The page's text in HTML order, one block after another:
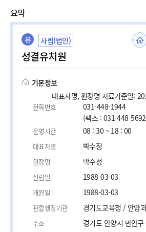
요약
유 사립(법인)
성결유치원
기본정보
대표자명, 원장명 자료기준일:
전화번호
031-448-1944
(팩스 : 031-448-
운영시간 08 : 30 ~ 18 : 00
대표자명 박수정
원장명 박수정
설립일 1988-03-03
개원일 1988-03-03
관할행정기관 경기도교육청 / 안양
주소 경기도 안양시 만안